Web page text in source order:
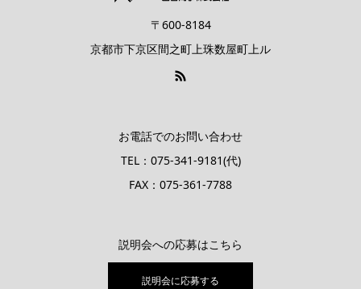
〒600-8184
京都市下京区間之町上珠数屋町上ル
お電話でのお問い合わせ
TEL：075-341-9181(代)
FAX：075-361-7788
説明会への応募はこちら
説明会に応募する